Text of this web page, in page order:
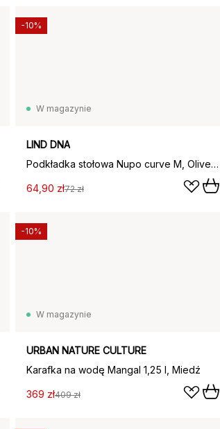
W magazynie
LIND DNA
Podkładka stołowa Nupo curve M, Olive green
64,90 zł72 zł
-10%
W magazynie
URBAN NATURE CULTURE
Karafka na wodę Mangal 1,25 l, Miedź
369 zł409 zł
-10%